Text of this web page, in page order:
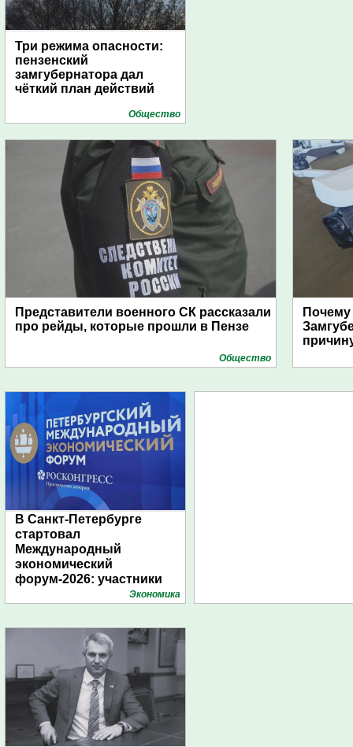
Три режима опасности:
пензенский
замгубернатора дал
чёткий план действий
Общество
Представители военного СК рассказали
про рейды, которые прошли в Пензе
Общество
В Санкт-Петербурге
стартовал
Международный
экономический
форум-2026: участники
подготовили креативные
Экономика